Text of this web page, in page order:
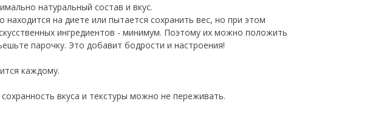
натуральный состав и вкус.
на диете или пытается сохранить вес, но при этом
ингредиентов - минимум. Поэтому их можно положить
парочку. Это добавит бодрости и настроения!
каждому.
вкуса и текстуры можно не переживать.